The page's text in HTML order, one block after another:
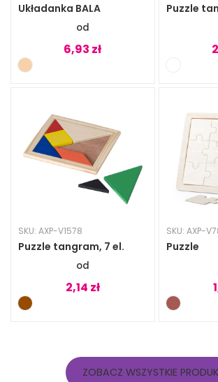
Układanka BALA
6,93 zł
Puzzle
SKU: AXP-V1578
Puzzle tangram, 7 el.
2,14 zł
SKU: AXP-
Puzzle
ZOBACZ WSZYSTKIE